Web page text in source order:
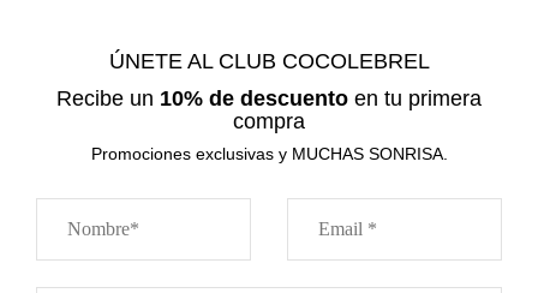
ÚNETE AL CLUB COCOLEBREL
Recibe un 10% de descuento en tu primera
compra
Promociones exclusivas y MUCHAS SONRISA.